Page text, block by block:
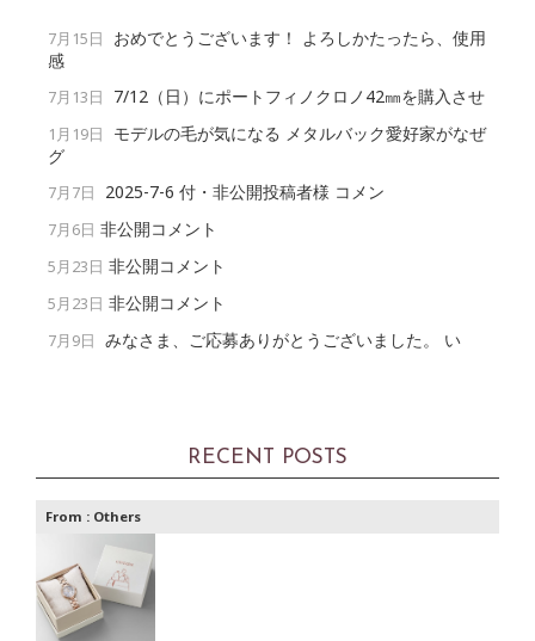
7月15日
おめでとうございます！ よろしかたったら、使用
感
7月13日 7/12（日）にポートフィノクロノ42㎜を購入させ
1月19日
モデルの毛が気になる メタルバック愛好家がなぜ
グ
7月7日 2025-7-6 付・非公開投稿者様 コメン
7月6日 非公開コメント
5月23日 非公開コメント
5月23日 非公開コメント
7月9日 みなさま、ご応募ありがとうございました。 い
RECENT POSTS
From : Others